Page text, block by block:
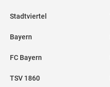
Stadtviertel
Bayern
FC Bayern
TSV 1860